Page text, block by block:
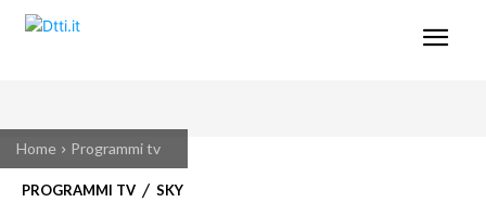
Home Programmi tv
PROGRAMMI TV SKY